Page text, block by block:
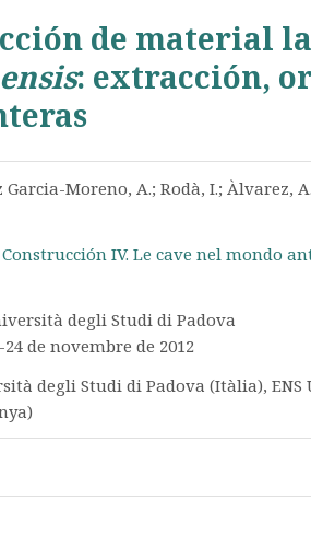
de material
: extracción,
Moreno, A.; Rodà, I.; Àlvarez, A.
IV. Le cave nel mondo
degli Studi di Padova
de novembre de 2012
degli Studi di Padova (Itàlia),